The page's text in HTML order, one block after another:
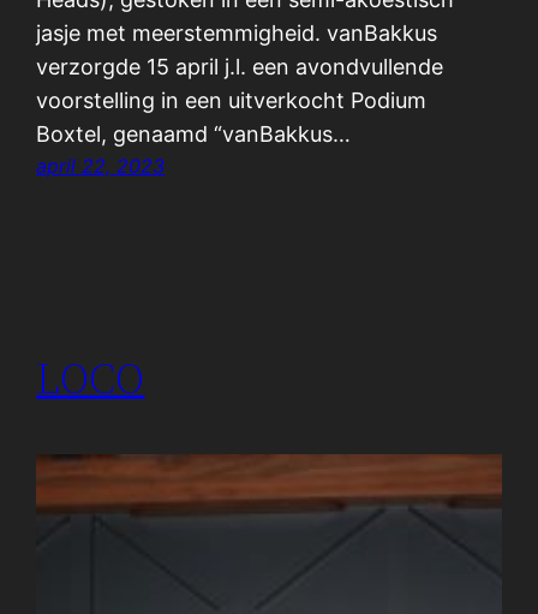
jasje met meerstemmigheid. vanBakkus
verzorgde 15 april j.l. een avondvullende
voorstelling in een uitverkocht Podium
Boxtel, genaamd “vanBakkus…
april 22, 2023
LOCO